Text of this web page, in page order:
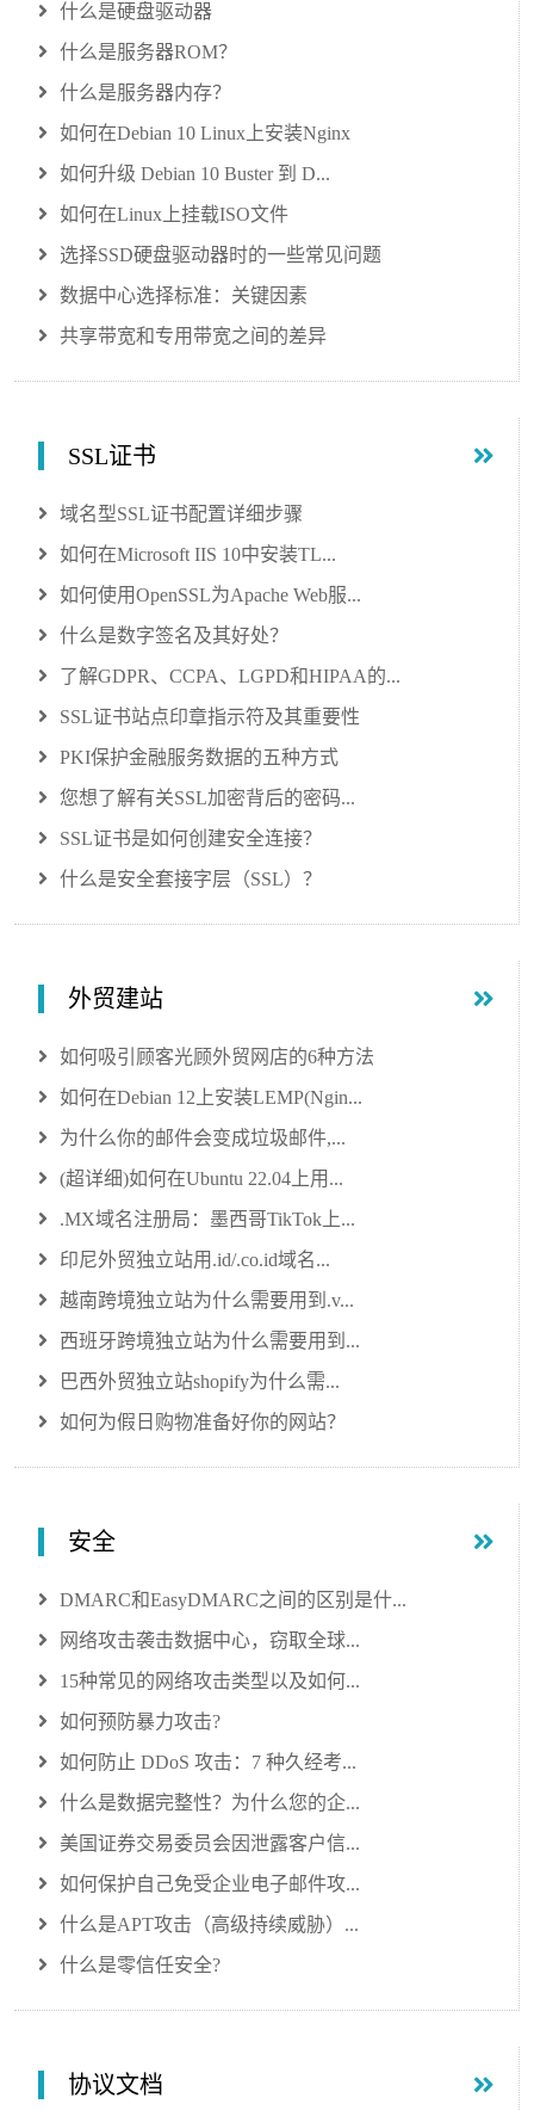
什么是硬盘驱动器
什么是服务器ROM？
什么是服务器内存？
如何在Debian 10 Linux上安装Nginx
如何升级 Debian 10 Buster 到 D...
如何在Linux上挂载ISO文件
选择SSD硬盘驱动器时的一些常见问题
数据中心选择标准：关键因素
共享带宽和专用带宽之间的差异
SSL证书
域名型SSL证书配置详细步骤
如何在Microsoft IIS 10中安装TL...
如何使用OpenSSL为Apache Web服...
什么是数字签名及其好处？
了解GDPR、CCPA、LGPD和HIPAA的...
SSL证书站点印章指示符及其重要性
PKI保护金融服务数据的五种方式
您想了解有关SSL加密背后的密码...
SSL证书是如何创建安全连接？
什么是安全套接字层（SSL）？
外贸建站
如何吸引顾客光顾外贸网店的6种方法
如何在Debian 12上安装LEMP(Ngin...
为什么你的邮件会变成垃圾邮件,...
(超详细)如何在Ubuntu 22.04上用...
.MX域名注册局：墨西哥TikTok上...
印尼外贸独立站用.id/.co.id域名...
越南跨境独立站为什么需要用到.v...
西班牙跨境独立站为什么需要用到...
巴西外贸独立站shopify为什么需...
如何为假日购物准备好你的网站？
安全
DMARC和EasyDMARC之间的区别是什...
网络攻击袭击数据中心，窃取全球...
15种常见的网络攻击类型以及如何...
如何预防暴力攻击?
如何防止 DDoS 攻击：7 种久经考...
什么是数据完整性？为什么您的企...
美国证券交易委员会因泄露客户信...
如何保护自己免受企业电子邮件攻...
什么是APT攻击（高级持续威胁）...
什么是零信任安全?
协议文档